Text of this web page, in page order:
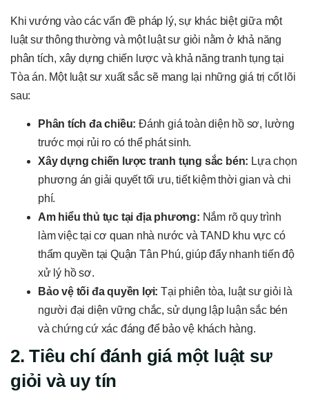
Khi vướng vào các vấn đề pháp lý, sự khác biệt giữa một
luật sư thông thường và một luật sư giỏi nằm ở khả năng
phân tích, xây dựng chiến lược và khả năng tranh tụng tại
Tòa án. Một luật sư xuất sắc sẽ mang lại những giá trị cốt lõi
sau:
Phân tích đa chiều: Đánh giá toàn diện hồ sơ, lường
trước mọi rủi ro có thể phát sinh.
Xây dựng chiến lược tranh tụng sắc bén: Lựa chọn
phương án giải quyết tối ưu, tiết kiệm thời gian và chi
phí.
Am hiểu thủ tục tại địa phương: Nắm rõ quy trình
làm việc tại cơ quan nhà nước và TAND khu vực có
thẩm quyền tại Quận Tân Phú, giúp đẩy nhanh tiến độ
xử lý hồ sơ.
Bảo vệ tối đa quyền lợi: Tại phiên tòa, luật sư giỏi là
người đại diện vững chắc, sử dụng lập luận sắc bén
và chứng cứ xác đáng để bảo vệ khách hàng.
2. Tiêu chí đánh giá một luật sư
giỏi và uy tín